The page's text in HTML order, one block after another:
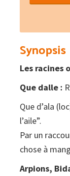
l'argot
parle
occitan
Synopsis
Les racines
Que dalle :
Que d’ala
l’aile”.
Par un
chose à
Arpions,